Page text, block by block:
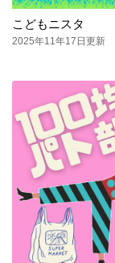
こどもニスタ
2025年11年17日更新